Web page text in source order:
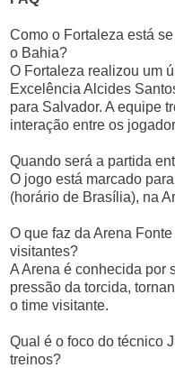
Como o Fortaleza está
o Bahia?
O Fortaleza realizou um
Excelência Alcides
para Salvador. A equipe
interação entre os
Quando será a partida
O jogo está marcado
(horário de Brasília), na
O que faz da Arena
visitantes?
A Arena é conhecida por
pressão da torcida,
o time visitante.
Qual é o foco do técnico
treinos?